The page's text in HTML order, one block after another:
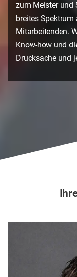
zum Meister und
breites
Mitarbeitenden.
Know-how und
Drucksache und